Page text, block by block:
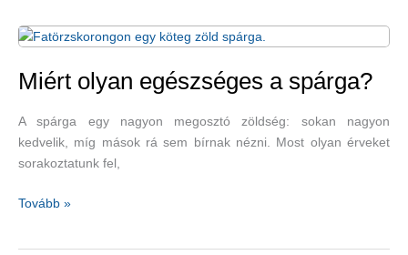
–
gyömbéres-
rebarbarás
jeges
tea
Miért olyan egészséges a spárga?
A spárga egy nagyon megosztó zöldség: sokan nagyon
kedvelik, míg mások rá sem bírnak nézni. Most olyan érveket
sorakoztatunk fel,
Miért
Tovább »